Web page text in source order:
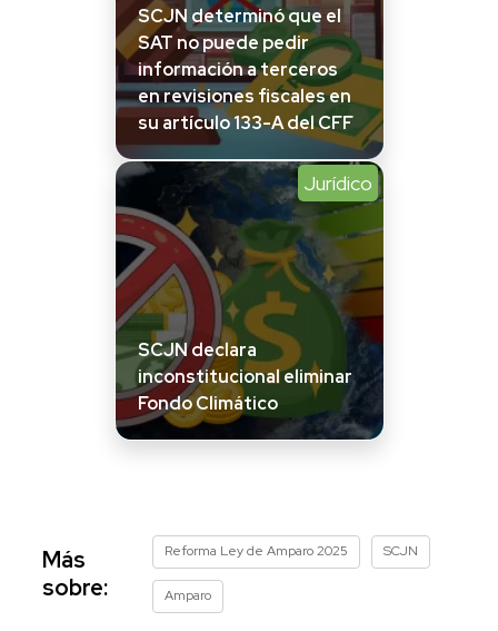
SCJN determinó que el
SAT no puede pedir
información a terceros
en revisiones fiscales en
su artículo 133-A del CFF
Jurídico
SCJN declara
inconstitucional eliminar
Fondo Climático
Más
sobre:
Reforma Ley de Amparo 2025 SCJN
Amparo